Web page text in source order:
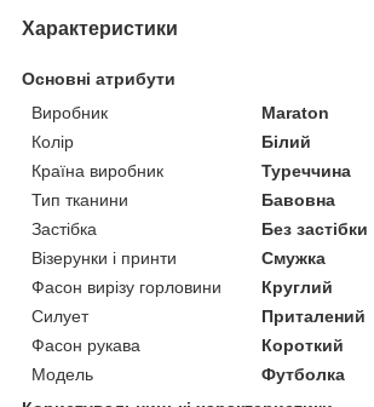
Характеристики
Основні атрибути
Виробник
Maraton
Колір
Білий
Країна виробник
Туреччина
Тип тканини
Бавовна
Застібка
Без застібки
Візерунки і принти
Смужка
Фасон вирізу горловини
Круглий
Силует
Приталений
Фасон рукава
Короткий
Модель
Футболка